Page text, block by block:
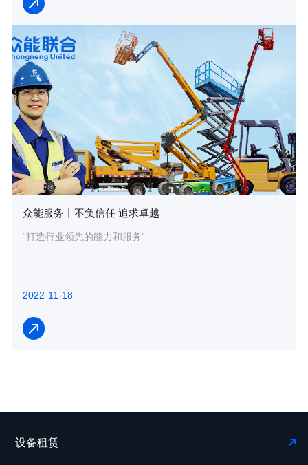
众能服务丨不负信任 追求卓越
“打造行业领先的能力和服务”
2022-11-18
设备租赁